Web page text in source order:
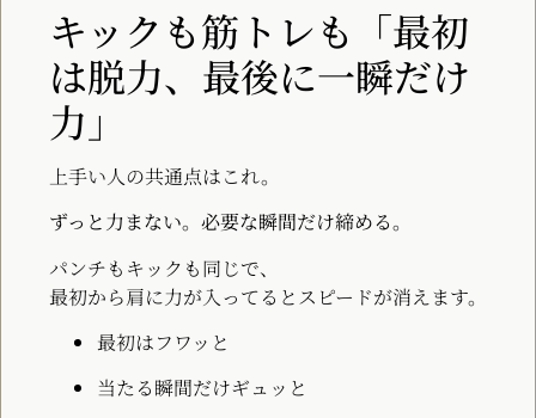
キックも筋トレも「最初
は脱力、最後に一瞬だけ
力」
上手い人の共通点はこれ。
ずっと力まない。必要な瞬間だけ締める。
パンチもキックも同じで、
最初から肩に力が入ってるとスピードが消えます。
最初はフワッと
当たる瞬間だけギュッと